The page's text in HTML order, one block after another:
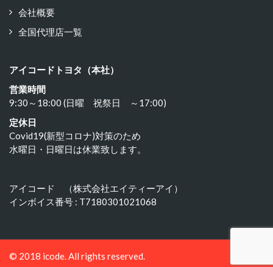
会社概要
全国代理店一覧
アイコードトヨタ（本社）
営業時間
9:30～18:00 (日曜 祝祭日 ～17:00)
定休日
Covid19(新型コロナ)対策のため
水曜日・日曜日は休業致します。
アイコード （株式会社エイティーアイ）
インボイス番号 : T7180301021068
© 2018 icode. All rights reserved.